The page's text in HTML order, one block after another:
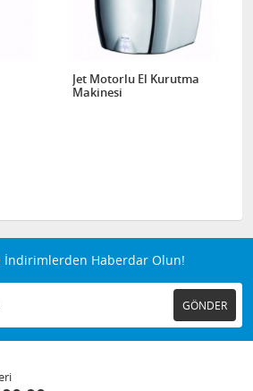
Jet Motorlu El Kurutma
Makinesi
İndirimlerden Haberdar Olun!
GÖNDER